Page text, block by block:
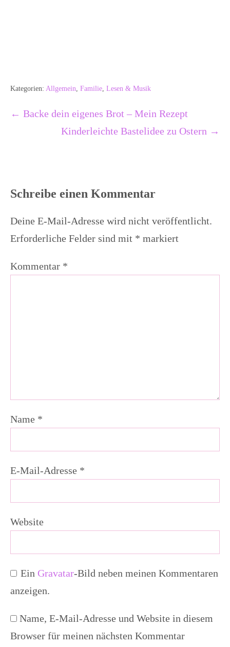
Kategorien: Allgemein, Familie, Lesen & Musik
Beitragsnavigation
← Backe dein eigenes Brot – Mein Rezept
Kinderleichte Bastelidee zu Ostern →
Schreibe einen Kommentar
Deine E-Mail-Adresse wird nicht veröffentlicht.
Erforderliche Felder sind mit * markiert
Kommentar *
Name *
E-Mail-Adresse *
Website
Ein Gravatar-Bild neben meinen Kommentaren
anzeigen.
Name, E-Mail-Adresse und Website in diesem
Browser für meinen nächsten Kommentar